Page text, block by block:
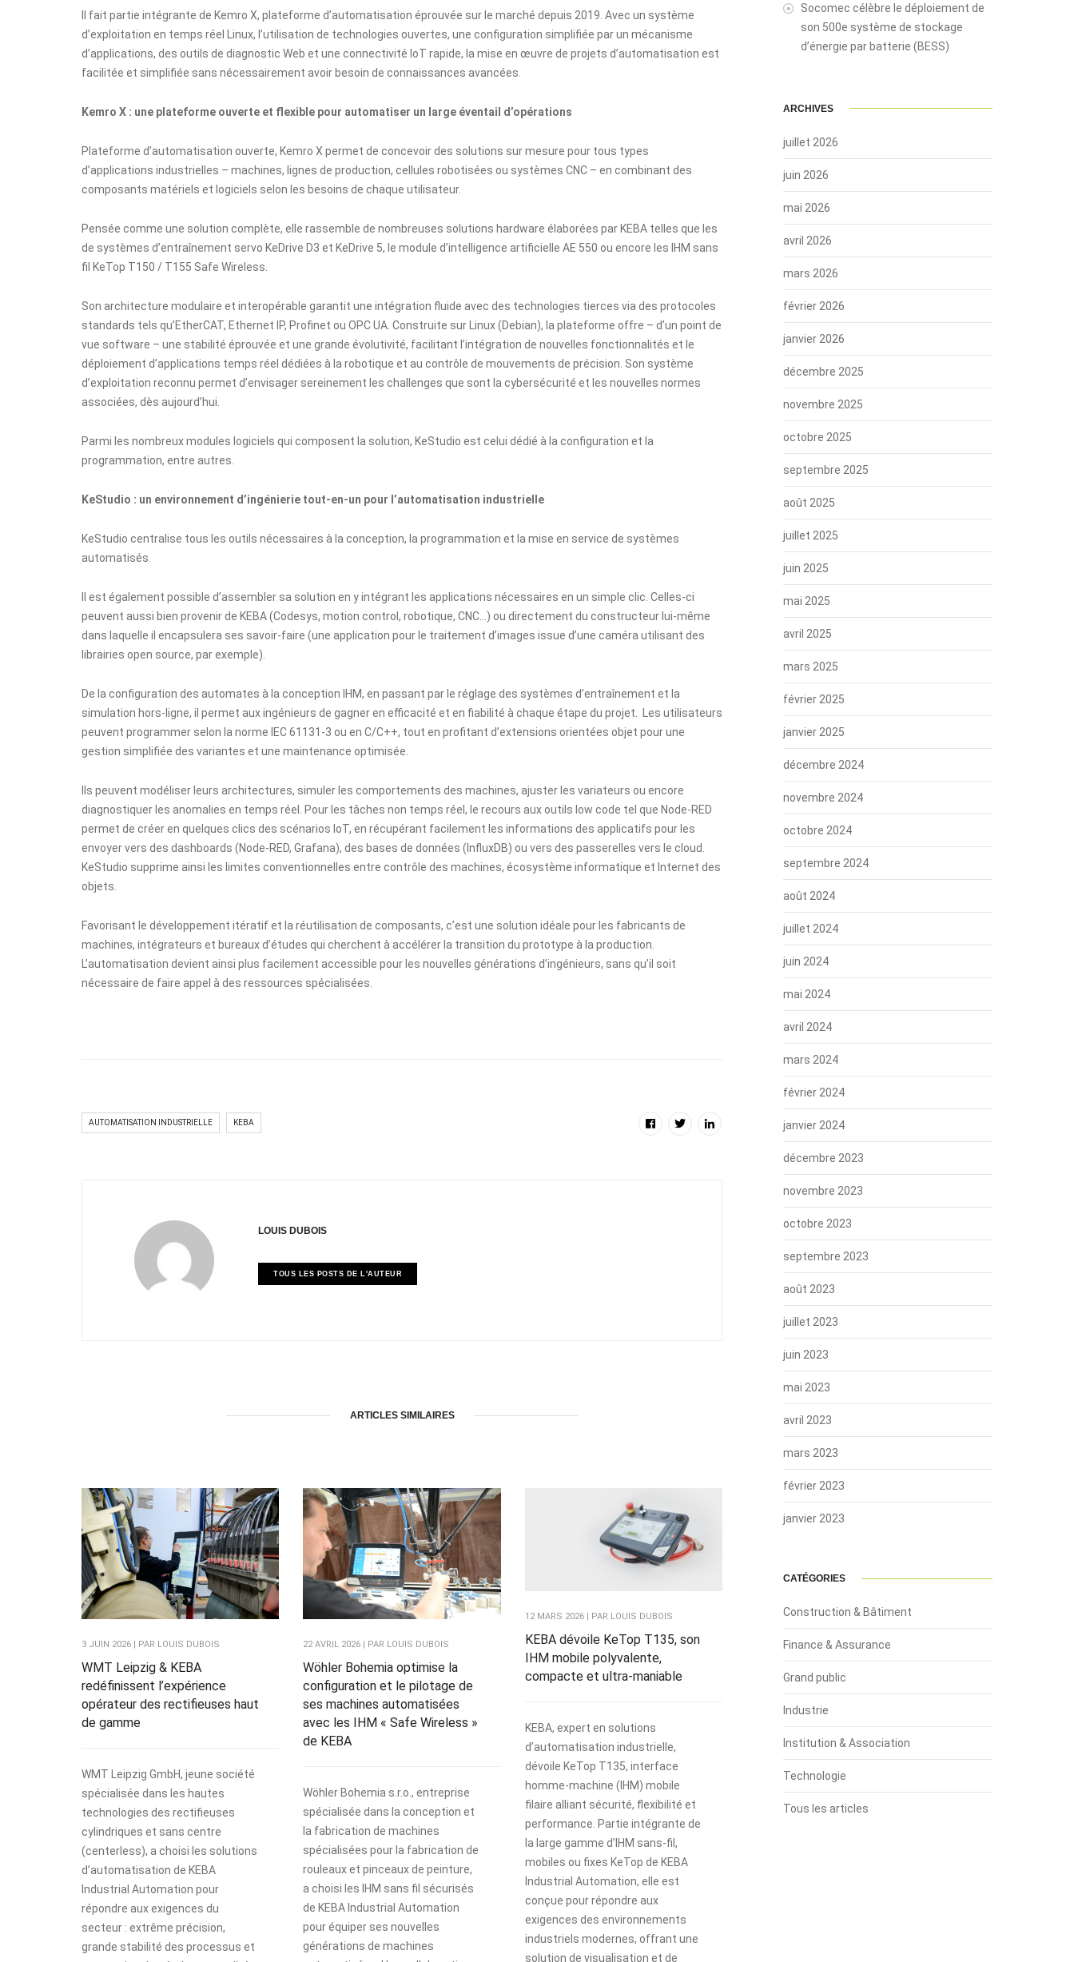
Il fait partie intégrante de Kemro X, plateforme d’automatisation éprouvée sur le marché depuis 2019. Avec un système
d’exploitation en temps réel Linux, l’utilisation de technologies ouvertes, une configuration simplifiée par un mécanisme
d’applications, des outils de diagnostic Web et une connectivité IoT rapide, la mise en œuvre de projets d’automatisation est
facilitée et simplifiée sans nécessairement avoir besoin de connaissances avancées.
Kemro X : une plateforme ouverte et flexible pour automatiser un large éventail d’opérations
Plateforme d’automatisation ouverte, Kemro X permet de concevoir des solutions sur mesure pour tous types
d’applications industrielles – machines, lignes de production, cellules robotisées ou systèmes CNC – en combinant des
composants matériels et logiciels selon les besoins de chaque utilisateur.
Pensée comme une solution complète, elle rassemble de nombreuses solutions hardware élaborées par KEBA telles que les
de systèmes d’entraînement servo KeDrive D3 et KeDrive 5, le module d’intelligence artificielle AE 550 ou encore les IHM sans
fil KeTop T150 / T155 Safe Wireless.
Son architecture modulaire et interopérable garantit une intégration fluide avec des technologies tierces via des protocoles
standards tels qu’EtherCAT, Ethernet IP, Profinet ou OPC UA. Construite sur Linux (Debian), la plateforme offre – d’un point de
vue software – une stabilité éprouvée et une grande évolutivité, facilitant l’intégration de nouvelles fonctionnalités et le
déploiement d’applications temps réel dédiées à la robotique et au contrôle de mouvements de précision. Son système
d’exploitation reconnu permet d’envisager sereinement les challenges que sont la cybersécurité et les nouvelles normes
associées, dès aujourd’hui.
Parmi les nombreux modules logiciels qui composent la solution, KeStudio est celui dédié à la configuration et la
programmation, entre autres.
KeStudio : un environnement d’ingénierie tout-en-un pour l’automatisation industrielle
KeStudio centralise tous les outils nécessaires à la conception, la programmation et la mise en service de systèmes
automatisés.
Il est également possible d’assembler sa solution en y intégrant les applications nécessaires en un simple clic. Celles-ci
peuvent aussi bien provenir de KEBA (Codesys, motion control, robotique, CNC…) ou directement du constructeur lui-même
dans laquelle il encapsulera ses savoir-faire (une application pour le traitement d’images issue d’une caméra utilisant des
librairies open source, par exemple).
De la configuration des automates à la conception IHM, en passant par le réglage des systèmes d’entraînement et la
simulation hors-ligne, il permet aux ingénieurs de gagner en efficacité et en fiabilité à chaque étape du projet. Les utilisateurs
peuvent programmer selon la norme IEC 61131-3 ou en C/C++, tout en profitant d’extensions orientées objet pour une
gestion simplifiée des variantes et une maintenance optimisée.
Ils peuvent modéliser leurs architectures, simuler les comportements des machines, ajuster les variateurs ou encore
diagnostiquer les anomalies en temps réel. Pour les tâches non temps réel, le recours aux outils low code tel que Node-RED
permet de créer en quelques clics des scénarios IoT, en récupérant facilement les informations des applicatifs pour les
envoyer vers des dashboards (Node-RED, Grafana), des bases de données (InfluxDB) ou vers des passerelles vers le cloud.
KeStudio supprime ainsi les limites conventionnelles entre contrôle des machines, écosystème informatique et Internet des
objets.
Favorisant le développement itératif et la réutilisation de composants, c’est une solution idéale pour les fabricants de
machines, intégrateurs et bureaux d’études qui cherchent à accélérer la transition du prototype à la production.
L’automatisation devient ainsi plus facilement accessible pour les nouvelles générations d’ingénieurs, sans qu’il soit
nécessaire de faire appel à des ressources spécialisées.
AUTOMATISATION INDUSTRIELLE KEBA
LOUIS DUBOIS
TOUS LES POSTS DE L'AUTEUR
ARTICLES SIMILAIRES
3 JUIN 2026 | PAR LOUIS DUBOIS
WMT Leipzig & KEBA
redéfinissent l’expérience
opérateur des rectifieuses haut
de gamme
WMT Leipzig GmbH, jeune société
spécialisée dans les hautes
technologies des rectifieuses
cylindriques et sans centre
(centerless), a choisi les solutions
d’automatisation de KEBA
Industrial Automation pour
répondre aux exigences du
secteur : extrême précision,
grande stabilité des processus et
22 AVRIL 2026 | PAR LOUIS DUBOIS
Wöhler Bohemia optimise la
configuration et le pilotage de
ses machines automatisées
avec les IHM « Safe Wireless »
de KEBA
Wöhler Bohemia s.r.o., entreprise
spécialisée dans la conception et
la fabrication de machines
spécialisées pour la fabrication de
rouleaux et pinceaux de peinture,
a choisi les IHM sans fil sécurisés
de KEBA Industrial Automation
pour équiper ses nouvelles
générations de machines
12 MARS 2026 | PAR LOUIS DUBOIS
KEBA dévoile KeTop T135, son
IHM mobile polyvalente,
compacte et ultra-maniable
KEBA, expert en solutions
d’automatisation industrielle,
dévoile KeTop T135, interface
homme-machine (IHM) mobile
filaire alliant sécurité, flexibilité et
performance. Partie intégrante de
la large gamme d’IHM sans-fil,
mobiles ou fixes KeTop de KEBA
Industrial Automation, elle est
conçue pour répondre aux
exigences des environnements
industriels modernes, offrant une
solution de visualisation et de
Socomec célèbre le déploiement de
son 500e système de stockage
d’énergie par batterie (BESS)
ARCHIVES
juillet 2026
juin 2026
mai 2026
avril 2026
mars 2026
février 2026
janvier 2026
décembre 2025
novembre 2025
octobre 2025
septembre 2025
août 2025
juillet 2025
juin 2025
mai 2025
avril 2025
mars 2025
février 2025
janvier 2025
décembre 2024
novembre 2024
octobre 2024
septembre 2024
août 2024
juillet 2024
juin 2024
mai 2024
avril 2024
mars 2024
février 2024
janvier 2024
décembre 2023
novembre 2023
octobre 2023
septembre 2023
août 2023
juillet 2023
juin 2023
mai 2023
avril 2023
mars 2023
février 2023
janvier 2023
CATÉGORIES
Construction & Bâtiment
Finance & Assurance
Grand public
Industrie
Institution & Association
Technologie
Tous les articles